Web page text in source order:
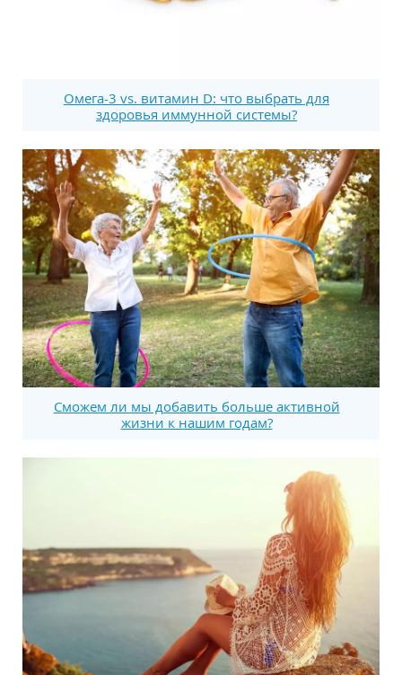
Омега-3 vs. витамин D: что выбрать для
здоровья иммунной системы?
Сможем ли мы добавить больше активной
жизни к нашим годам?